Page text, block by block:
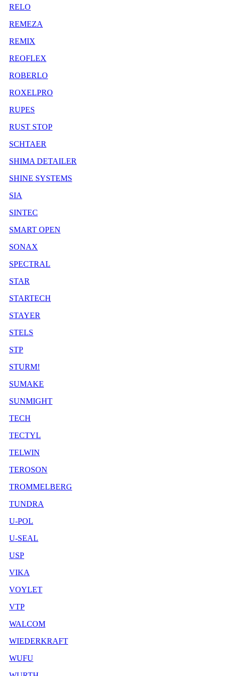
RELO
REMEZA
REMIX
REOFLEX
ROBERLO
ROXELPRO
RUPES
RUST STOP
SCHTAER
SHIMA DETAILER
SHINE SYSTEMS
SIA
SINTEC
SMART OPEN
SONAX
SPECTRAL
STAR
STARTECH
STAYER
STELS
STP
STURM!
SUMAKE
SUNMIGHT
TECH
TECTYL
TELWIN
TEROSON
TROMMELBERG
TUNDRA
U-POL
U-SEAL
USP
VIKA
VOYLET
VTP
WALCOM
WIEDERKRAFT
WUFU